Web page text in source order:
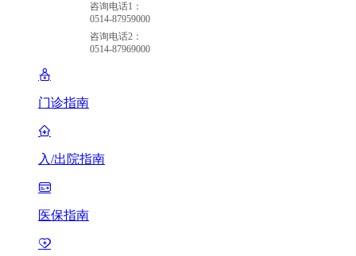
咨询电话1：
0514-87959000
咨询电话2：
0514-87969000
门诊指南
入/出院指南
医保指南